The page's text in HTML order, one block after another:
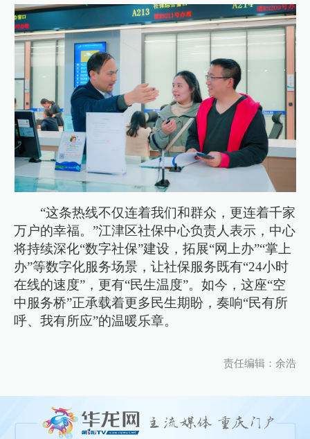
“这条热线不仅连着我们和群众，更连着千家
万户的幸福。”江津区社保中心负责人表示，中心
将持续深化“数字社保”建设，拓展“网上办”“掌上
办”等数字化服务场景，让社保服务既有“24小时
在线的速度”，更有“民生温度”。如今，这座“空
中服务桥”正承载着更多民生期盼，奏响“民有所
呼、我有所应”的温暖乐章。
责任编辑：余浩